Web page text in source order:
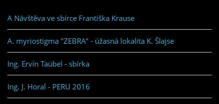
A Návštěva ve sbírce Františka Krause
A. myriostigma "ZEBRA" - úžasná lokalita K. Šlajse
Ing. Ervín Taübel - sbírka
Ing. J. Horal - PERU 2016